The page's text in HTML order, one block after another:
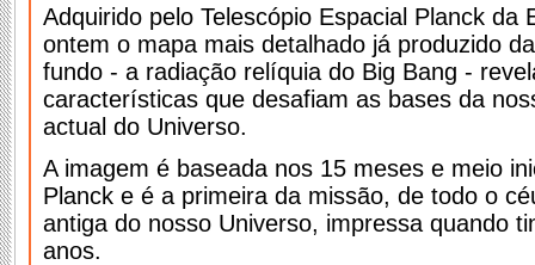
Adquirido pelo Telescópio Espacial Planck da
ontem o mapa mais detalhado já produzido
fundo - a radiação relíquia do Big Bang -
características que desafiam as bases da
actual do Universo.
A imagem é baseada nos 15 meses e meio
Planck e é a primeira da missão, de todo o
antiga do nosso Universo, impressa quando
anos.